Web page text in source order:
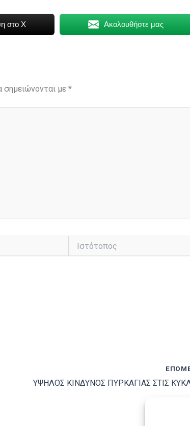
στο X Ακολουθήστε μας
σημειώνονται με *
ΥΨΗΛΟΣ ΚΙΝΔΥΝΟΣ ΠΥΡΚΑΓΙΑΣ ΣΤΙΣ